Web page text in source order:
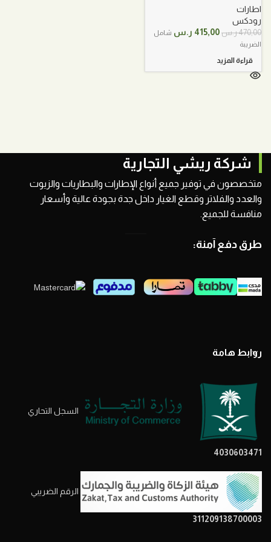
اطارات
رودكس
470,00ر.س السعر
470,00 ر.س.
415,00 ر.س السعر
شامل
الضريبة
قراءة المزيد
شركة ريشي التجارية
متخصصون في توفير جميع أنواع الإطارات والبطاريات والزيوت
والعدد والفلاتر وقطع الغيار داخل جدة بجودة عالية وأسعار
منافسة للجميع.
طرق دفع آمنة:
روابط هامة
السجل التحاري
4030603471
الرقم الضريبي
311209138700003